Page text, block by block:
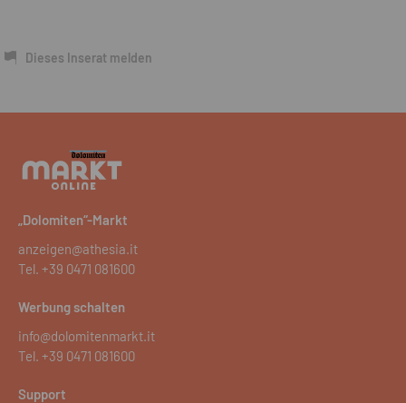
Dieses Inserat melden
„Dolomiten“-Markt
anzeigen@athesia.it
Tel. +39 0471 081600
Werbung schalten
info@dolomitenmarkt.it
Tel. +39 0471 081600
Support